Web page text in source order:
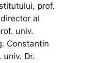
prof.
al
univ.
Constantin
univ. Dr.